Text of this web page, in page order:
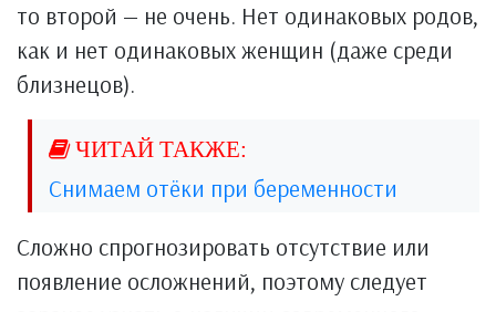
то второй — не очень. Нет одинаковых родов,
как и нет одинаковых женщин (даже среди
близнецов).
Снимаем отёки при беременности
Сложно спрогнозировать отсутствие или
появление осложнений, поэтому следует